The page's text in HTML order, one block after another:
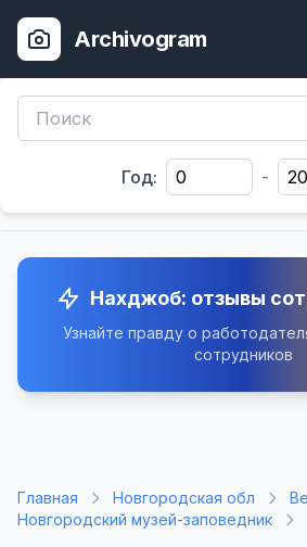
Archivogram
Год: -
Нахджоб: отзывы
Узнайте правду о
сотрудников
Главная Новгородская обл
Новгородский музей-заповедник